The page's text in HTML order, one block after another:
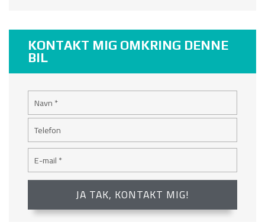
KONTAKT MIG OMKRING DENNE
BIL